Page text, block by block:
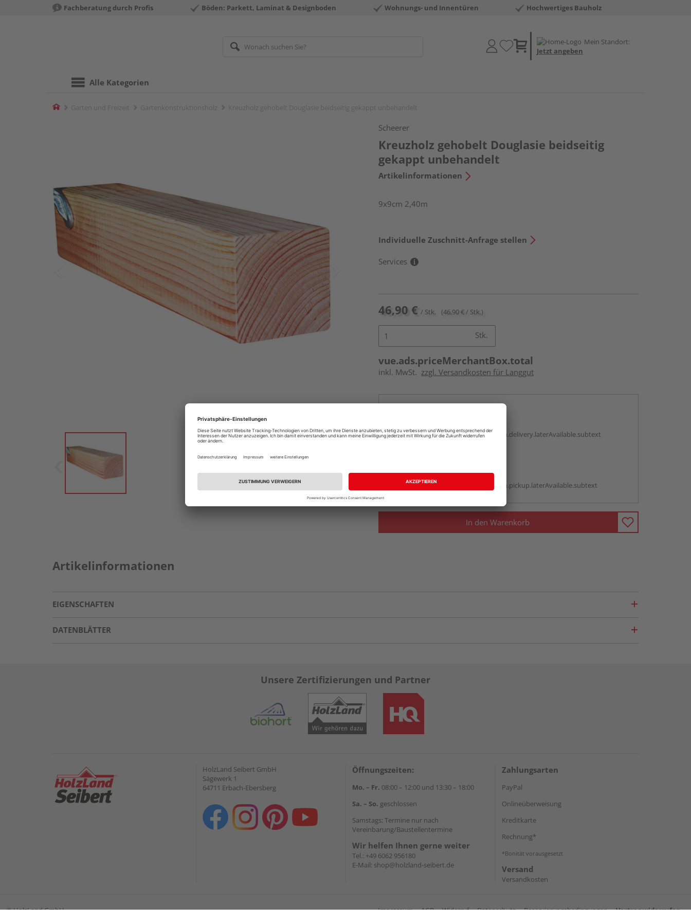
Fachberatung durch Profis Böden: Parkett, Laminat & Designboden Wohnungs- und Innentüren Hochwertiges Bauholz
Mein Standort:
Jetzt angeben
Alle Kategorien
Home
Scheerer
Kreuzholz gehobelt Douglasie beidseitig
gekappt unbehandelt
Artikelinformationen
9x9cm 2,40m
Individuelle Zuschnitt-Anfrage stellen
Services
46,90 € / Stk. (46,90 € / Stk.)
Stk.
vue.ads.priceMerchantBox.total
inkl. MwSt. zzgl. Versandkosten für Langgut
vue.ads.priceMerchantBox.option.delivery.laterAvailable.subtext
Auf Vorbestellung:
vue.ads.priceMerchantBox.option.pickup.laterAvailable.subtext
In den Warenkorb
Artikelinformationen
EIGENSCHAFTEN
DATENBLÄTTER
Unsere Zertifizierungen und Partner
HolzLand Seibert GmbH
Sägewerk 1
64711 Erbach-Ebersberg
Öffnungszeiten:
Mo. – Fr. 08:00 – 12:00 und 13:30 – 18:00
Sa. – So. geschlossen
Samstags: Termine nur nach
Vereinbarung/Baustellentermine
Wir helfen Ihnen gerne weiter
Tel.: +49 6062 956180
E-Mail: shop@holzland-seibert.de
Zahlungsarten
PayPal
Onlineüberweisung
Kreditkarte
Rechnung*
*Bonität vorausgesetzt
Versand
Versandkosten
©HolzLand GmbH Impressum AGB Widerruf Datenschutz Reservierungsbedingungen Vertrag widerrufen